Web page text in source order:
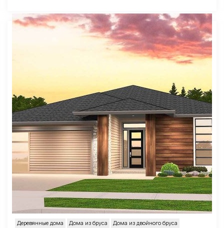
Деревянные дома Дома из бруса Дома из двойного бруса